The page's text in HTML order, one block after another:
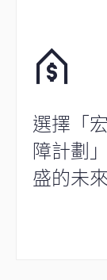
選擇「
障計劃
盛的未